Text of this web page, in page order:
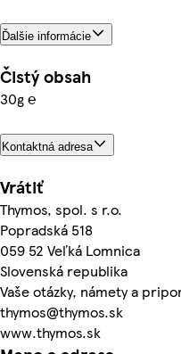
Ďalšie informácie
Čistý obsah
30g ℮
Kontaktná adresa
Vrátiť
Thymos, spol. s r.o.
Popradská 518
059 52 Veľká Lomnica
Slovenská republika
Vaše otázky, námety a
thymos@thymos.sk
www.thymos.sk